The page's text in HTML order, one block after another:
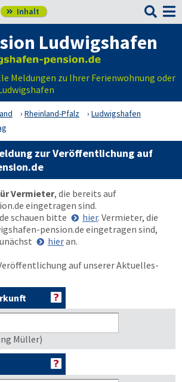
 Inhalt 
Ludwigshafen
Meldungen zu Ihrer Ferienwohnung oder
Rheinland-Pfalz
Ludwigshafen
zur Veröffentlichung auf
Vermieter, die bereits auf
eingetragen sind.
schauen bitte
hier. Vermieter, die
pension.de eingetragen sind,
hieran.
auf unserer Aktuelles-
Müller)